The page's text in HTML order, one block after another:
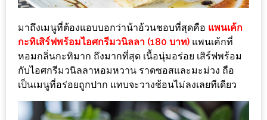
ที่
เดียว
ครบ
ที่
งาน
PRESENTS
มาถึงเมนูที่ต้องแอบบอกว่าน้าอ้วนชอบที่สุดคือ แพนเค้ก
กะทิเสิร์ฟพร้อมไอศกรีมวนิลลา (180 บาท) แพนเค้กที่
หอมกลิ่นกะทิมาก ถึงมากที่สุด เนื้อนุ่มอร่อย เสิร์ฟพร้อม
กับไอศกรีมวนิลลาหอมหวาน ราดซอสและมะม่วง ถือ
เป็นเมนูที่อร่อยถูกปาก แทบจะวางช้อนไม่ลงเลยทีเดียว